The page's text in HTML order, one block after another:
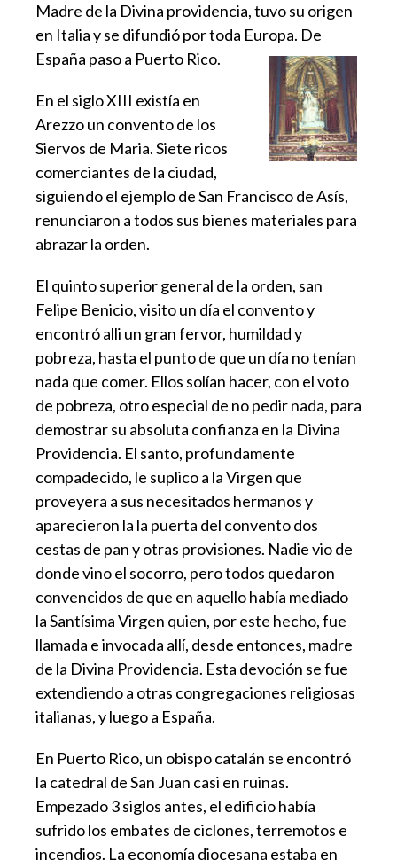
Madre de la Divina providencia, tuvo su origen
en Italia y se difundió por toda Europa. De
España paso a Puerto Rico.
En el siglo XIII existía en
Arezzo un convento de los
Siervos de Maria. Siete ricos
comerciantes de la ciudad,
siguiendo el ejemplo de San Francisco de Asís,
renunciaron a todos sus bienes materiales para
abrazar la orden.
El quinto superior general de la orden, san
Felipe Benicio, visito un día el convento y
encontró alli un gran fervor, humildad y
pobreza, hasta el punto de que un día no tenían
nada que comer. Ellos solían hacer, con el voto
de pobreza, otro especial de no pedir nada, para
demostrar su absoluta confianza en la Divina
Providencia. El santo, profundamente
compadecido, le suplico a la Virgen que
proveyera a sus necesitados hermanos y
aparecieron la la puerta del convento dos
cestas de pan y otras provisiones. Nadie vio de
donde vino el socorro, pero todos quedaron
convencidos de que en aquello había mediado
la Santísima Virgen quien, por este hecho, fue
llamada e invocada allí, desde entonces, madre
de la Divina Providencia. Esta devoción se fue
extendiendo a otras congregaciones religiosas
italianas, y luego a España.
En Puerto Rico, un obispo catalán se encontró
la catedral de San Juan casi en ruinas.
Empezado 3 siglos antes, el edificio había
sufrido los embates de ciclones, terremotos e
incendios. La economía diocesana estaba en